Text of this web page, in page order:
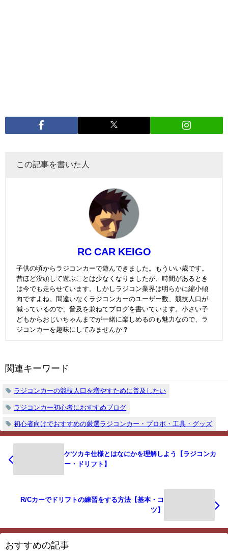
この記事を書いた人
RC CAR KEIGO
子供の頃からラジコンカーで遊んできました。もういい歳です。
昔ほど没頭して遊ぶことは少なくなりましたが、時間があるとき
は今でも走らせています。しかしラジコン業界は明らかに縮小傾
向ですよね。間違いなくラジコンカーのユーザー数、競技人口が
減っているので、普及を兼ねてブログを書いています。小さい子
どもからおじいちゃんまでが一緒に楽しめるのも魅力なので、ラ
ジコンカーを趣味にしてみませんか？
関連キーワード
ラジコンカーの競技人口を増やすために普及したい
ラジコンカー初心者におすすめブログ
初心者向けでおすすめの厳選ラジコンカー・プロポ・工具・グッズ
ケツカキ仕様とはなにかを理解しよう【ラジコンカ
ー・ドリフト】
R/Cカーでドリフトの練習をする方法【基本・コ
ツ】
おすすめの記事